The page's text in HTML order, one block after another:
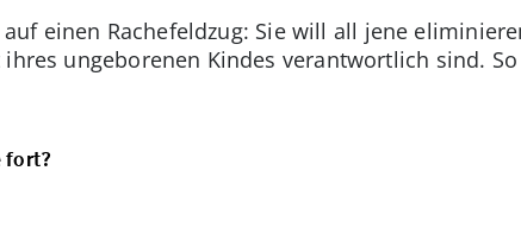
einen Rachefeldzug: Sie will all jene
ungeborenen Kindes verantwortlich sind.
fort?